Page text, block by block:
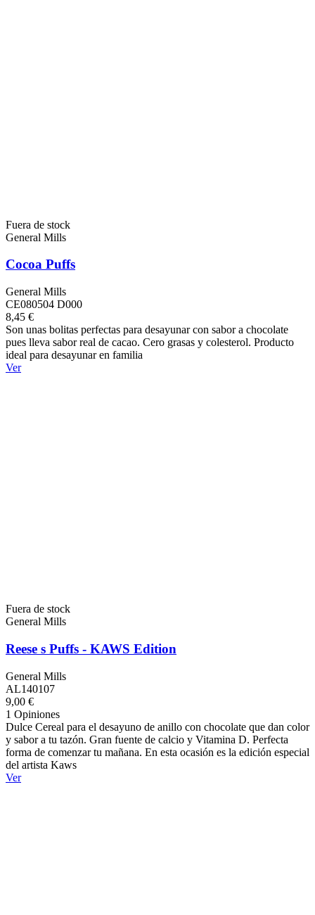
Fuera de stock
General Mills
Cocoa Puffs
General Mills
CE080504 D000
8,45 €
Son unas bolitas perfectas para desayunar con sabor a chocolate
pues lleva sabor real de cacao. Cero grasas y colesterol. Producto
ideal para desayunar en familia
Ver
Fuera de stock
General Mills
Reese s Puffs - KAWS Edition
General Mills
AL140107
9,00 €
1 Opiniones
Dulce Cereal para el desayuno de anillo con chocolate que dan color
y sabor a tu tazón. Gran fuente de calcio y Vitamina D. Perfecta
forma de comenzar tu mañana. En esta ocasión es la edición especial
del artista Kaws
Ver